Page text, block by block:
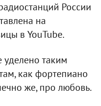
России
на
в YouTube.
таким
как фортепиано
же, про любовь.